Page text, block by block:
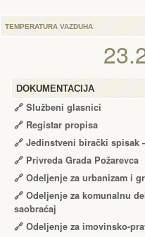
TEMPERATURA VAZDUHA
DOKUMENTACIJA
🔗 Službeni glasnici
🔗 Registar propisa
🔗 Jedinstveni birački spisak
🔗 Privreda Grada Požarevca
🔗 Odeljenje za urbanizam i
🔗 Odeljenje za komunalnu
saobraćaj
🔗 Odeljenje za imovinsko-